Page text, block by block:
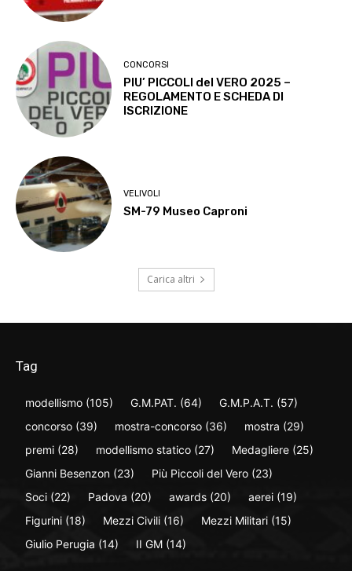
CONCORSI
PIU’ PICCOLI del VERO 2025 –
REGOLAMENTO E SCHEDA DI
ISCRIZIONE
VELIVOLI
SM-79 Museo Caproni
Carica altri
Tag
modellismo (105) G.M.PAT. (64) G.M.P.A.T. (57)
concorso (39) mostra-concorso (36) mostra (29)
premi (28) modellismo statico (27) Medagliere (25)
Gianni Besenzon (23) Più Piccoli del Vero (23)
Soci (22) Padova (20) awards (20) aerei (19)
Figurini (18) Mezzi Civili (16) Mezzi Militari (15)
Giulio Perugia (14) II GM (14)